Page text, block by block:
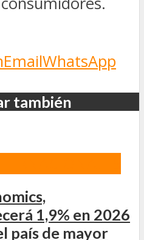
EmailWhatsApp
también
1,9% en 2026
país de mayor